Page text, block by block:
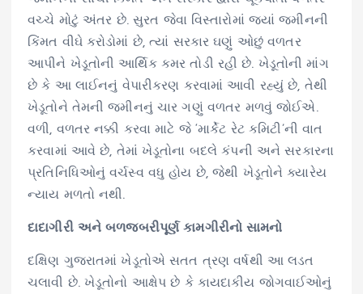
વચ્ચે મોટું અંતર છે. સુરત જેવા વિસ્તારોમાં જ્યાં જમીનની
કિંમત વીઘે કરોડોમાં છે, ત્યાં સરકાર ઘણું ઓછું વળતર
આપીને ખેડૂતોની આર્થિક કમર તોડી રહી છે. ખેડૂતોની માંગ
છે કે આ લાઈનનું વેપારીકરણ કરવામાં આવી રહ્યું છે, તેથી
ખેડૂતોને તેમની જમીનનું ચાર ગણું વળતર મળવું જોઈએ.
વળી, વળતર નક્કી કરવા માટે જે ‘માર્કેટ રેટ કમિટી’ની વાત
કરવામાં આવે છે, તેમાં ખેડૂતોના બદલે કંપની અને સરકારના
પ્રતિનિધિઓનું વર્ચસ્વ વધુ હોય છે, જેથી ખેડૂતોને ક્યારેય
ન્યાય મળતો નથી.
દાદાગીરી અને બળજબરીપૂર્ણ કામગીરીનો સામનો
દક્ષિણ ગુજરાતમાં ખેડૂતોએ સતત ત્રણ વર્ષથી આ લડત
ચલાવી છે. ખેડૂતોનો આક્ષેપ છે કે કાયદાકીય જોગવાઈઓનું